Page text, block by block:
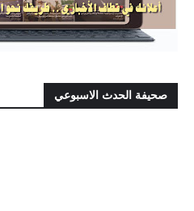
صحيفة الحدث الاسبوعي